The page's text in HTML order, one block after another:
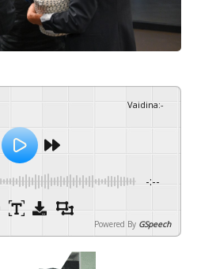
Vaidina:-
-:--
Powered By GSpeech